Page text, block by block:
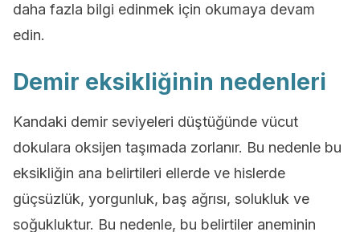
daha fazla bilgi edinmek için okumaya devam
edin.
Demir eksikliğinin nedenleri
Kandaki demir seviyeleri düştüğünde vücut
dokulara oksijen taşımada zorlanır. Bu nedenle bu
eksikliğin ana belirtileri ellerde ve hislerde
güçsüzlük, yorgunluk, baş ağrısı, solukluk ve
soğukluktur. Bu nedenle, bu belirtiler aneminin